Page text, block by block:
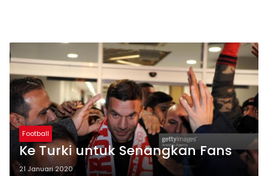
Football
Ke Turki untuk Senangkan Fans
21 Januari 2020